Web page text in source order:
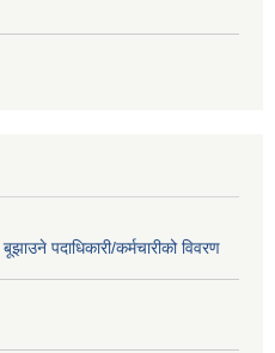
पदाधिकारी/कर्मचारीको विवरण